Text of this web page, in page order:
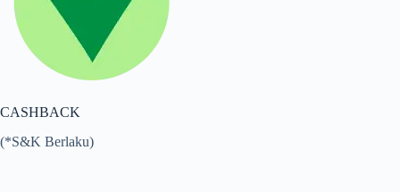
CASHBACK
(*S&K Berlaku)